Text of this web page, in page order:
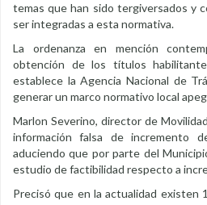
temas que han sido tergiversados y
ser integradas a esta normativa.
La ordenanza en mención
obtención de los títulos
establece la Agencia Nacional de
generar un marco normativo local
Marlon Severino, director de
información falsa de incremento
aduciendo que por parte del
estudio de factibilidad respecto a
Precisó que en la actualidad existen